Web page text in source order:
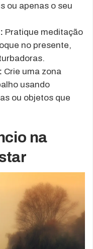
ou apenas o seu
Pratique meditação
no presente,
Crie uma zona
usando
ou objetos que
na